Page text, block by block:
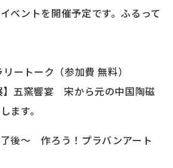
ベントを開催予定です。ふるって
ートーク（参加費 無料）
響宴 宋から元の中国陶磁
ます。
後～ 作ろう！プラバンアート